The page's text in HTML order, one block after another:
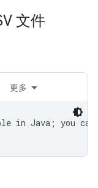
文件
更多
in Java; you